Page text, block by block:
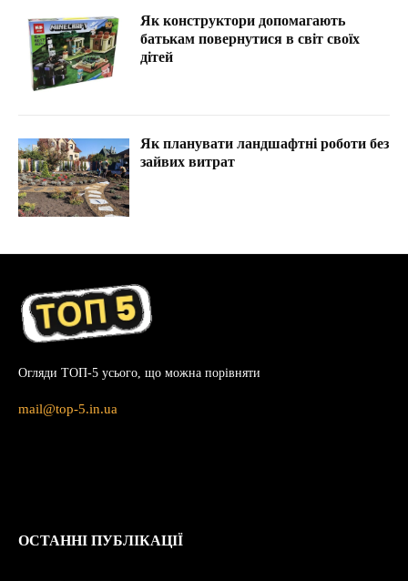
Як конструктори допомагають
батькам повернутися в світ своїх
дітей
Як планувати ландшафтні роботи без
зайвих витрат
Огляди ТОП-5 усього, що можна порівняти
mail@top-5.in.ua
ОСТАННІ ПУБЛІКАЦІЇ